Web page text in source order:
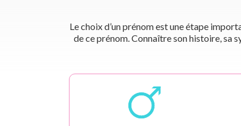
Le choix d’un prénom est une étape
de ce prénom. Connaître son histoire, sa